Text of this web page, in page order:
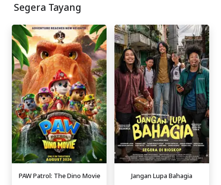
Segera Tayang
PAW Patrol: The Dino Movie Jangan Lupa Bahagia